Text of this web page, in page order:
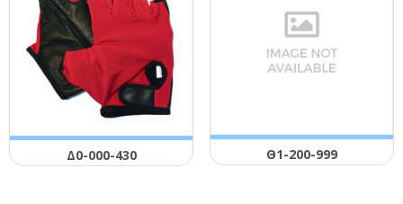
Δ0-000-430 Θ1-200-999